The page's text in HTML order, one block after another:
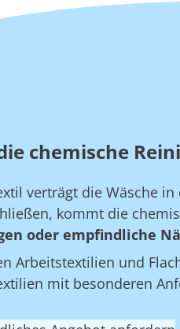
chemische
verträgt die Wäsche
kommt die
oder empfindliche
Arbeitstextilien und
mit besonderen